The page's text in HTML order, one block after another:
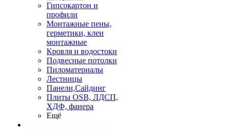
Гипсокартон и
профили
Монтажные пены,
герметики, клеи
монтажные
Кровля и водостоки
Подвесные потолки
Пиломатериалы
Лестницы
Панели,Сайдинг
Плиты OSB, ЛДСП,
ХДФ, фанера
Ещё